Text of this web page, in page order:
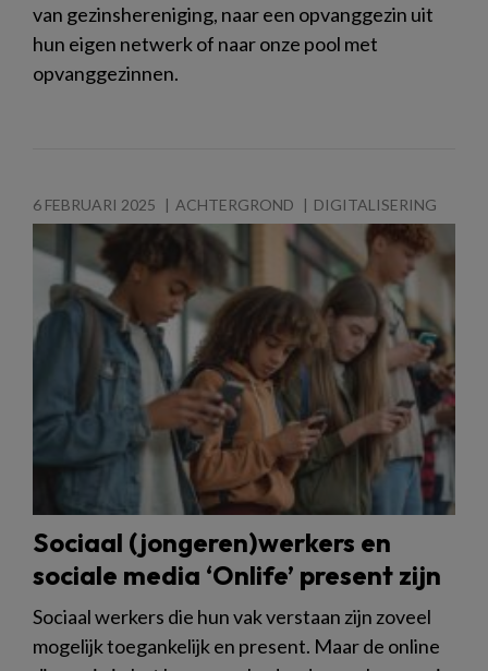
van gezinshereniging, naar een opvanggezin uit
hun eigen netwerk of naar onze pool met
opvanggezinnen.
6 FEBRUARI 2025 ACHTERGROND DIGITALISERING
Sociaal (jongeren)werkers en
sociale media ‘Onlife’ present zijn
Sociaal werkers die hun vak verstaan zijn zoveel
mogelijk toegankelijk en present. Maar de online